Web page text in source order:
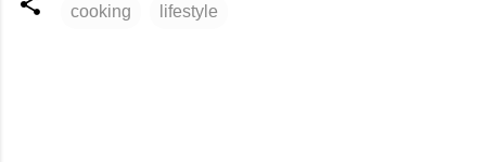
cooking lifestyle